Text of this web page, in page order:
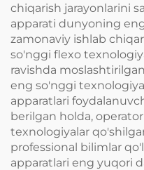
chiqarish jarayonlarini
apparati dunyoning
zamonaviy ishlab
so'nggi flexo
ravishda
eng so'nggi
apparatlari
berilgan holda,
texnologiyalar
professional bilimlar
apparatlari eng yuqori